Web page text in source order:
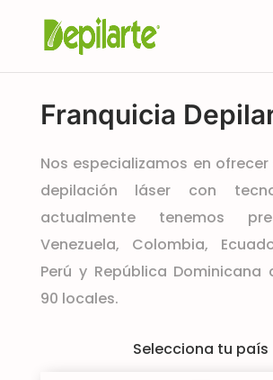
Franquicia
Nos especializamos en
depilación láser con
actualmente tenemos
Venezuela, Colombia,
Perú y República
90 locales.
Selecciona tu país